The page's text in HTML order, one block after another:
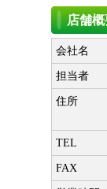
店舗概
会社名
担当者
住所
TEL
FAX